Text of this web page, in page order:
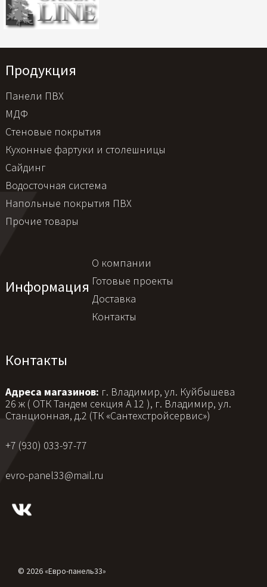
Продукция
Панели ПВХ
МДФ
Стеновые покрытия
Кухонные фартуки и столешницы
Сайдинг
Водосточная система
Напольные покрытия ПВХ
Прочие товары
Информация
О компании
Готовые проекты
Доставка
Контакты
Контакты
Адреса магазинов: г. Владимир, ул. Куйбышева
26 ж ( ОТК Тандем секция А 12 ), г. Владимир, ул.
Станционная, д.2 (ТК «Сантехстройсервис»)
+7 (930) 033-97-77
evro-panel33@mail.ru
© 2026 «Евро-панель33»